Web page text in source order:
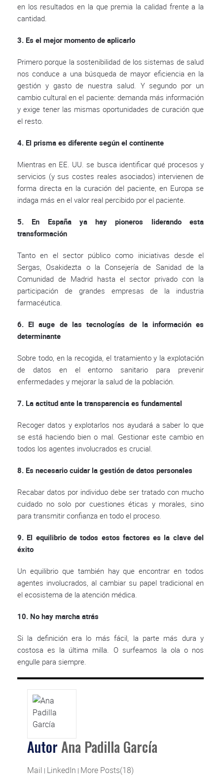
en los resultados en la que premia la calidad frente a la
cantidad.
3. Es el mejor momento de aplicarlo
Primero porque la sostenibilidad de los sistemas de salud
nos conduce a una búsqueda de mayor eficiencia en la
gestión y gasto de nuestra salud. Y segundo por un
cambio cultural en el paciente: demanda más información
y exige tener las mismas oportunidades de curación que
el resto.
4. El prisma es diferente según el continente
Mientras en EE. UU. se busca identificar qué procesos y
servicios (y sus costes reales asociados) intervienen de
forma directa en la curación del paciente, en Europa se
indaga más en el valor real percibido por el paciente.
5. En España ya hay pioneros liderando esta
transformación
Tanto en el sector público como iniciativas desde el
Sergas, Osakidezta o la Consejería de Sanidad de la
Comunidad de Madrid hasta el sector privado con la
participación de grandes empresas de la industria
farmacéutica.
6. El auge de las tecnologías de la información es
determinante
Sobre todo, en la recogida, el tratamiento y la explotación
de datos en el entorno sanitario para prevenir
enfermedades y mejorar la salud de la población.
7. La actitud ante la transparencia es fundamental
Recoger datos y explotarlos nos ayudará a saber lo que
se está haciendo bien o mal. Gestionar este cambio en
todos los agentes involucrados es crucial.
8. Es necesario cuidar la gestión de datos personales
Recabar datos por individuo debe ser tratado con mucho
cuidado no solo por cuestiones éticas y morales, sino
para transmitir confianza en todo el proceso.
9. El equilibrio de todos estos factores es la clave del
éxito
Un equilibrio que también hay que encontrar en todos
agentes involucrados, al cambiar su papel tradicional en
el ecosistema de la atención médica.
10. No hay marcha atrás
Si la definición era lo más fácil, la parte más dura y
costosa es la última milla. O surfeamos la ola o nos
engulle para siempre.
Autor Ana Padilla García
Mail | LinkedIn | More Posts(18)